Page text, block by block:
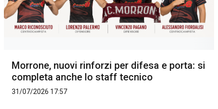
Morrone, nuovi rinforzi per difesa e porta: si
completa anche lo staff tecnico
31/07/2026 17:57